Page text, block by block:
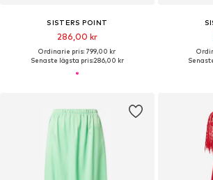
SISTERS POINT
286,00 kr
Ordinarie pris: 799,00 kr
Senaste lägsta pris:286,00 kr